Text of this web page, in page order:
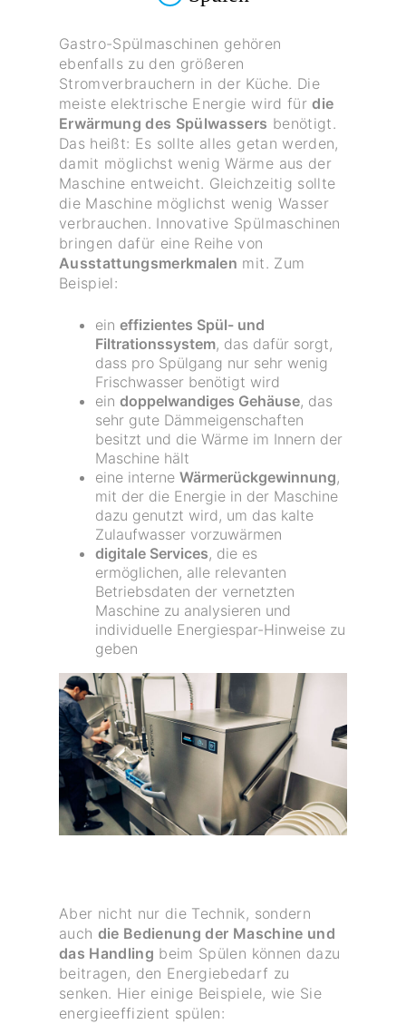
Gastro-Spülmaschinen gehören
ebenfalls zu den größeren
Stromverbrauchern in der Küche. Die
meiste elektrische Energie wird fürdie
Erwärmung des Spülwassers benötigt.
Das heißt: Es sollte alles getan werden,
damit möglichst wenig Wärme aus der
Maschine entweicht. Gleichzeitig sollte
die Maschine möglichst wenig Wasser
verbrauchen. Innovative Spülmaschinen
bringen dafür eine Reihe von
Ausstattungsmerkmalen mit. Zum
Beispiel:
ein effizientes Spül- und
Filtrationssystem, das dafür sorgt,
dass pro Spülgang nur sehr wenig
Frischwasser benötigt wird
ein doppelwandiges Gehäuse, das
sehr gute Dämmeigenschaften
besitzt und die Wärme im Innern der
Maschine hält
eine interne Wärmerückgewinnung,
mit der die Energie in der Maschine
dazu genutzt wird, um das kalte
Zulaufwasser vorzuwärmen
digitale Services, die es
ermöglichen, alle relevanten
Betriebsdaten der vernetzten
Maschine zu analysieren und
individuelle Energiespar-Hinweise zu
geben
Aber nicht nur die Technik, sondern
auch die Bedienung der Maschine und
das Handling beim Spülen können dazu
beitragen, den Energiebedarf zu
senken. Hier einige Beispiele, wie Sie
energieeffizient spülen: